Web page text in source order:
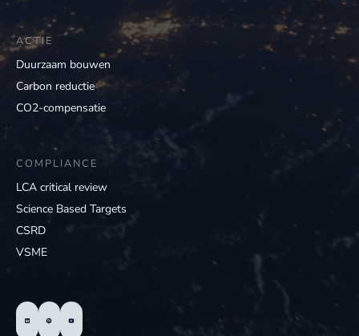
ACTIE
Duurzaam bouwen
Carbon reductie
CO2-compensatie
COMPLIANCE
LCA critical review
Science Based Targets
CSRD
VSME